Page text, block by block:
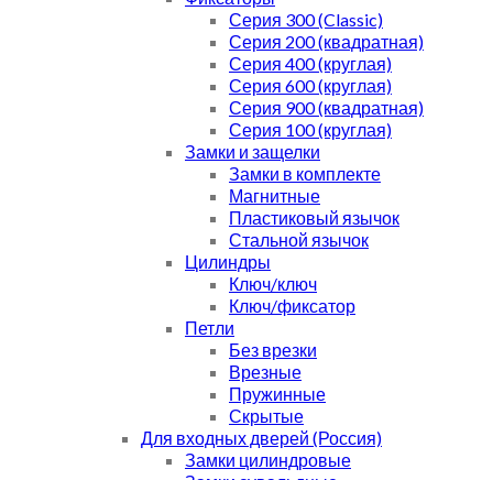
Серия 300 (Classic)
Серия 200 (квадратная)
Серия 400 (круглая)
Серия 600 (круглая)
Серия 900 (квадратная)
Серия 100 (круглая)
Замки и защелки
Замки в комплекте
Магнитные
Пластиковый язычок
Стальной язычок
Цилиндры
Ключ/ключ
Ключ/фиксатор
Петли
Без врезки
Врезные
Пружинные
Скрытые
Для входных дверей (Россия)
Замки цилиндровые